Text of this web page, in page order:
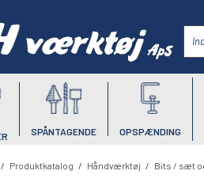
SPÅNTAGENDE OPSPÆNDING
/ Produktkatalog / Håndværktøj / Bits / sæt